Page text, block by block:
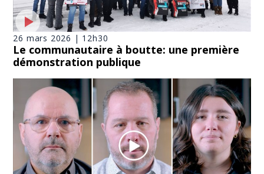
26 mars 2026 | 12h30
Le communautaire à boutte: une première
démonstration publique